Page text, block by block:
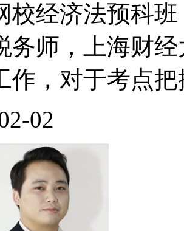
校经济法预科
务师，上海财
作，对于考点
02